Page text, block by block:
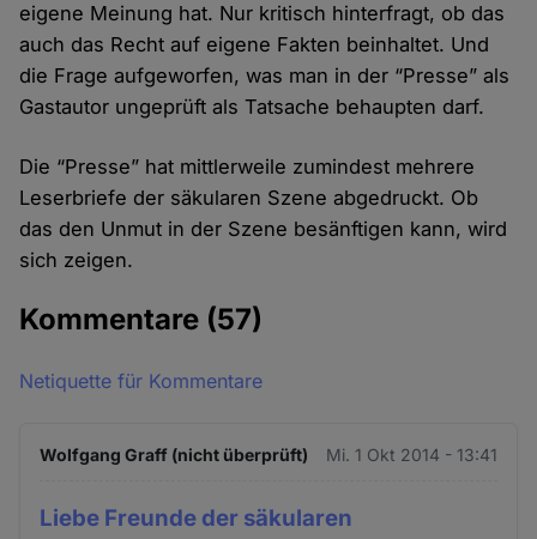
eigene Meinung hat. Nur kritisch hinter­fragt, ob das
auch das Recht auf eigene Fakten beinhaltet. Und
die Frage aufge­worfen, was man in der “Presse” als
Gast­autor ungeprüft als Tatsache behaupten darf.
Die “Presse” hat mittler­weile zumindest mehrere
Leser­briefe der säkularen Szene abge­druckt. Ob
das den Unmut in der Szene besänftigen kann, wird
sich zeigen.
Kommentare (57)
Netiquette für Kommentare
Wolfgang Graff (nicht überprüft) Mi. 1 Okt 2014 - 13:41
Liebe Freunde der säkularen